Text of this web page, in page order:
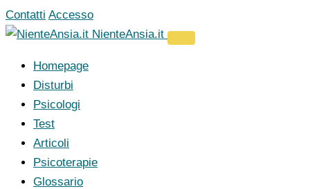
Vai
al
Contatti Accesso
NienteAnsia.it
Homepage
Disturbi
Psicologi
Test
Articoli
Psicoterapie
Glossario